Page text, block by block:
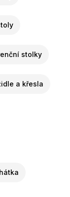
stolky
a křesla